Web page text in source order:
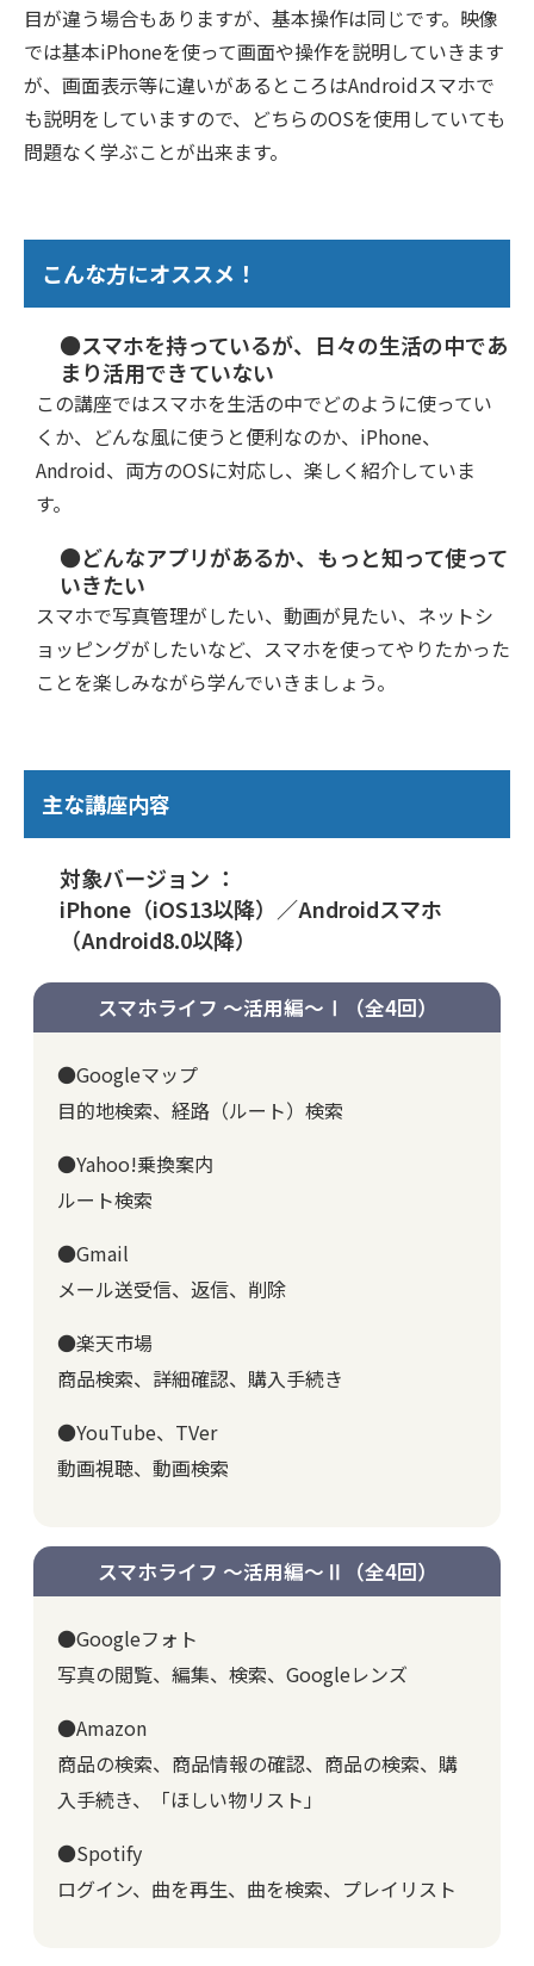
目が違う場合もありますが、基本操作は同じです。映像
では基本iPhoneを使って画面や操作を説明していきます
が、画面表示等に違いがあるところはAndroidスマホで
も説明をしていますので、どちらのOSを使用していても
問題なく学ぶことが出来ます。
こんな方にオススメ！
●スマホを持っているが、日々の生活の中であ
まり活用できていない
この講座ではスマホを生活の中でどのように使ってい
くか、どんな風に使うと便利なのか、iPhone、
Android、両方のOSに対応し、楽しく紹介していま
す。
●どんなアプリがあるか、もっと知って使って
いきたい
スマホで写真管理がしたい、動画が見たい、ネットシ
ョッピングがしたいなど、スマホを使ってやりたかった
ことを楽しみながら学んでいきましょう。
主な講座内容
対象バージョン ：
iPhone（iOS13以降）／Androidスマホ
（Android8.0以降）
スマホライフ ～活用編～Ⅰ （全4回）
●Googleマップ
目的地検索、経路（ルート）検索
●Yahoo!乗換案内
ルート検索
●Gmail
メール送受信、返信、削除
●楽天市場
商品検索、詳細確認、購入手続き
●YouTube、TVer
動画視聴、動画検索
スマホライフ ～活用編～Ⅱ （全4回）
●Googleフォト
写真の閲覧、編集、検索、Googleレンズ
●Amazon
商品の検索、商品情報の確認、商品の検索、購
入手続き、「ほしい物リスト」
●Spotify
ログイン、曲を再生、曲を検索、プレイリスト